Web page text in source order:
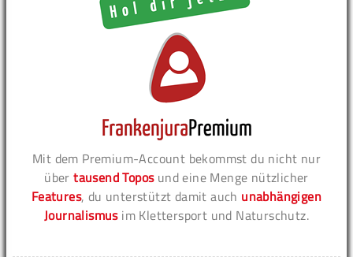
Mit dem Premium-Account bekommst du nicht nur
übertausend Toposund eine Menge nützlicher
Features, du unterstützt damit auch unabhängigen
Journalismusim Klettersport und Naturschutz.